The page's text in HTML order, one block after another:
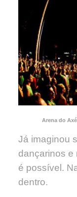
Arena do
Já imaginou
dançarinos e
é possível.
dentro.